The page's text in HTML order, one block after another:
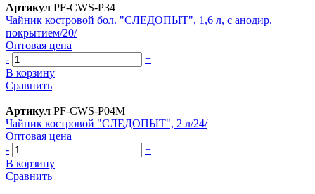
Артикул PF-CWS-P34
Чайник костровой бол. "СЛЕДОПЫТ", 1,6 л, с анодир.
покрытием/20/
Оптовая цена
-
+
В корзину
Сравнить
Артикул PF-CWS-P04М
Чайник костровой "СЛЕДОПЫТ", 2 л/24/
Оптовая цена
-
+
В корзину
Сравнить